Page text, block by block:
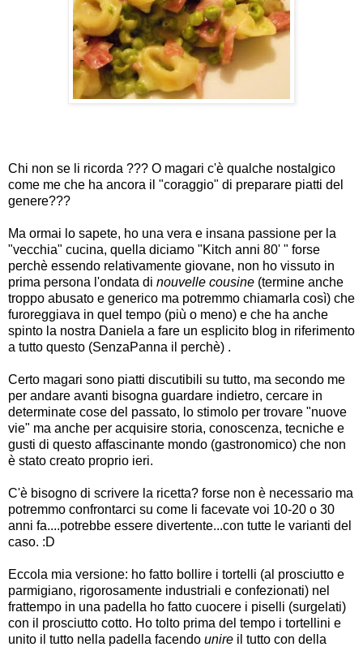
Chi non se li ricorda ??? O magari c'è qualche nostalgico
come me che ha ancora il "coraggio" di preparare piatti del
genere???
Ma ormai lo sapete, ho una vera e insana passione per la
"vecchia" cucina, quella diciamo "Kitch anni 80' " forse
perchè essendo relativamente giovane, non ho vissuto in
prima persona l'ondata di nouvelle cousine (termine anche
troppo abusato e generico ma potremmo chiamarla così) che
furoreggiava in quel tempo (più o meno) e che ha anche
spinto la nostra Daniela a fare un esplicito blog in riferimento
a tutto questo (SenzaPanna il perchè) .
Certo magari sono piatti discutibili su tutto, ma secondo me
per andare avanti bisogna guardare indietro, cercare in
determinate cose del passato, lo stimolo per trovare "nuove
vie" ma anche per acquisire storia, conoscenza, tecniche e
gusti di questo affascinante mondo (gastronomico) che non
è stato creato proprio ieri.
C'è bisogno di scrivere la ricetta? forse non è necessario ma
potremmo confrontarci su come li facevate voi 10-20 o 30
anni fa....potrebbe essere divertente...con tutte le varianti del
caso. :D
Eccola mia versione: ho fatto bollire i tortelli (al prosciutto e
parmigiano, rigorosamente industriali e confezionati) nel
frattempo in una padella ho fatto cuocere i piselli (surgelati)
con il prosciutto cotto. Ho tolto prima del tempo i tortellini e
unito il tutto nella padella facendo unire il tutto con della